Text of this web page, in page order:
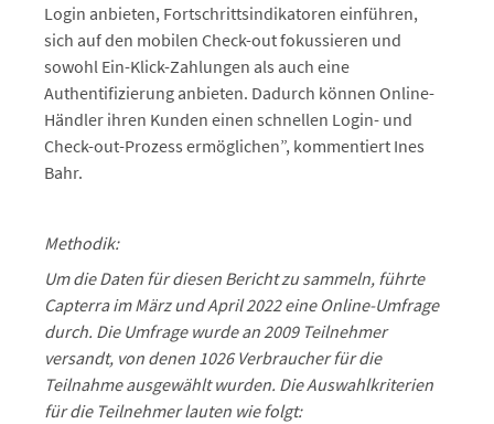
Login anbieten, Fortschrittsindikatoren einführen,
sich auf den mobilen Check-out fokussieren und
sowohl Ein-Klick-Zahlungen als auch eine
Authentifizierung anbieten. Dadurch können Online-
Händler ihren Kunden einen schnellen Login- und
Check-out-Prozess ermöglichen”, kommentiert Ines
Bahr.
Methodik:
Um die Daten für diesen Bericht zu sammeln, führte
Capterra im März und April 2022 eine Online-Umfrage
durch. Die Umfrage wurde an 2009 Teilnehmer
versandt, von denen 1026 Verbraucher für die
Teilnahme ausgewählt wurden. Die Auswahlkriterien
für die Teilnehmer lauten wie folgt: